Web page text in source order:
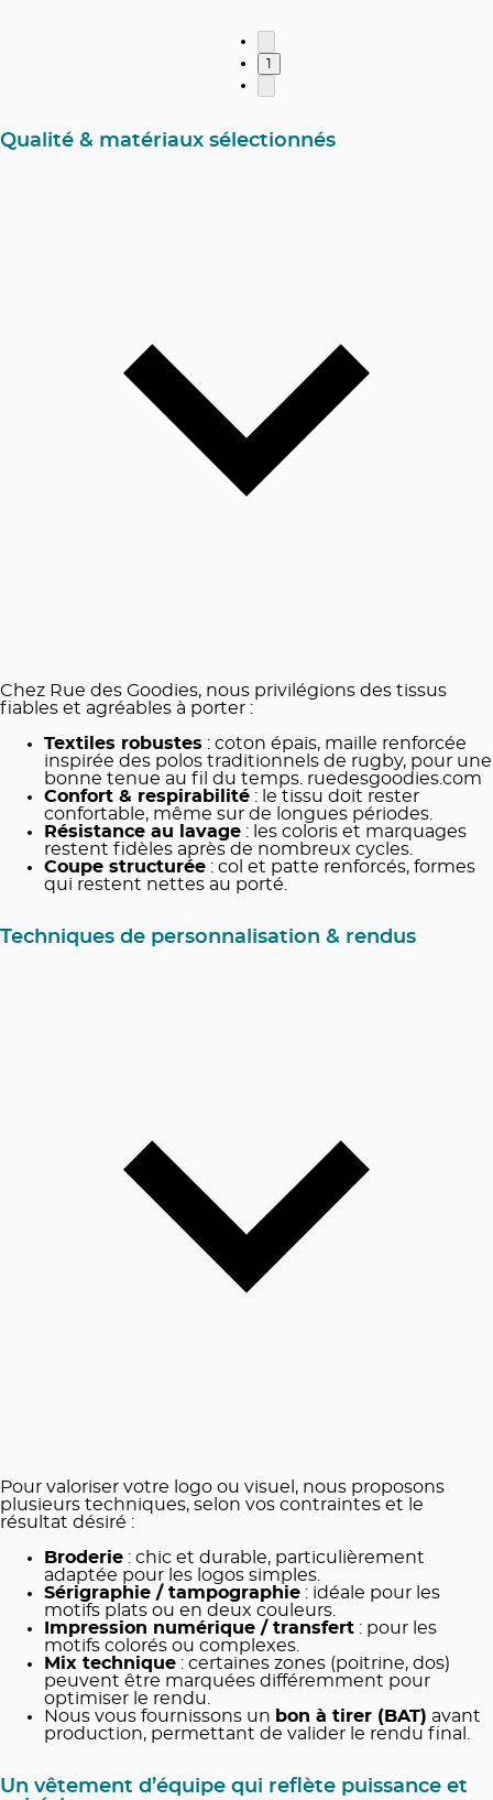
1
Qualité & matériaux sélectionnés
Chez Rue des Goodies, nous privilégions des tissus
fiables et agréables à porter :
Textiles robustes : coton épais, maille renforcée
inspirée des polos traditionnels de rugby, pour une
bonne tenue au fil du temps. ruedesgoodies.com
Confort & respirabilité : le tissu doit rester
confortable, même sur de longues périodes.
Résistance au lavage : les coloris et marquages
restent fidèles après de nombreux cycles.
Coupe structurée : col et patte renforcés, formes
qui restent nettes au porté.
Techniques de personnalisation & rendus
Pour valoriser votre logo ou visuel, nous proposons
plusieurs techniques, selon vos contraintes et le
résultat désiré :
Broderie : chic et durable, particulièrement
adaptée pour les logos simples.
Sérigraphie / tampographie : idéale pour les
motifs plats ou en deux couleurs.
Impression numérique / transfert : pour les
motifs colorés ou complexes.
Mix technique : certaines zones (poitrine, dos)
peuvent être marquées différemment pour
optimiser le rendu.
Nous vous fournissons un bon à tirer (BAT) avant
production, permettant de valider le rendu final.
Un vêtement d’équipe qui reflète puissance et